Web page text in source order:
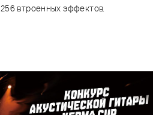
256 втроенных эффектов.